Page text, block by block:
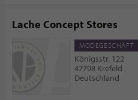
Lache Concept Stores
MODEGESCHÄFT
Königsstr. 122
47798 Krefeld
Deutschland